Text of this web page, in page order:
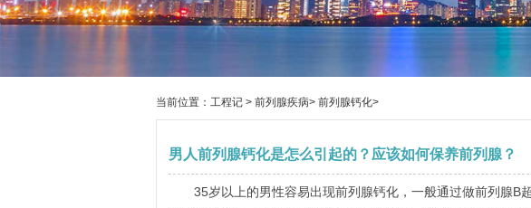
当前位置： 工程记 > 前列腺疾病> 前列腺钙化>
男人前列腺钙化是怎么引起的？应该如何保养前列腺？
35岁以上的男性容易出现前列腺钙化，一般通过做前列腺B